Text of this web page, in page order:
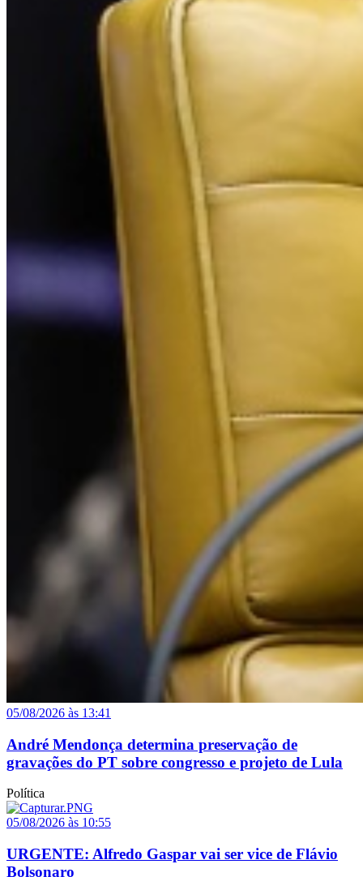
05/08/2026 às 13:41
André Mendonça determina preservação de
gravações do PT sobre congresso e projeto de Lula
Política
05/08/2026 às 10:55
URGENTE: Alfredo Gaspar vai ser vice de Flávio
Bolsonaro